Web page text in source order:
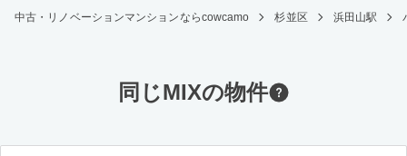
中古・リノベーションマンションならcowcamo 杉並区 浜田山駅
同じMIXの物件